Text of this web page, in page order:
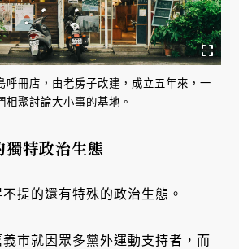
呼冊店，由老房子改建，成立五年來，一
相聚討論大小事的基地。
獨特政治生態
提的還有特殊的政治生態。
市就因眾多黨外運動支持者，而